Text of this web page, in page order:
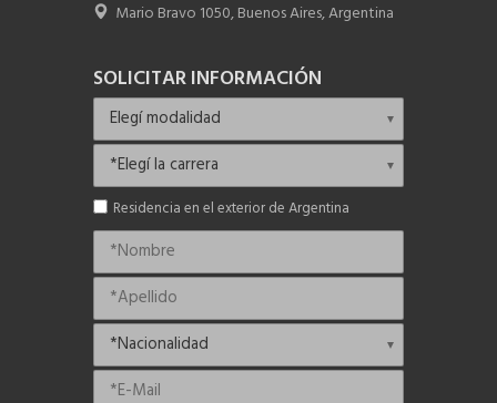
Mario Bravo 1050, Buenos Aires, Argentina
SOLICITAR INFORMACIÓN
Residencia en el exterior de Argentina